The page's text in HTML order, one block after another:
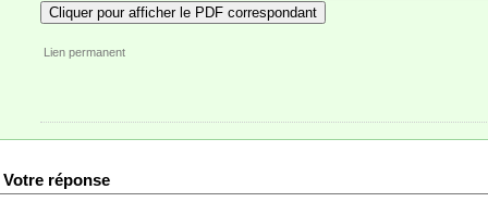
Cliquer pour afficher le PDF correspondant
Lien permanent
Votre réponse